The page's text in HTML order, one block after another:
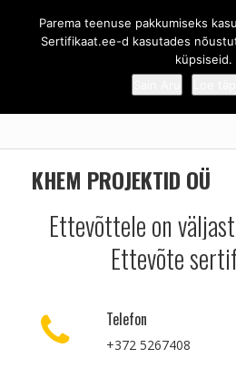
Sertifikaat.ee -
KHEM PROJEKTID OÜ
Ettevõttele on
Ettevõte
Telefon
+372 5267408
Parema teenuse pakkumiseks
Sertifikaat.ee-d kasutades
küpsiseid.